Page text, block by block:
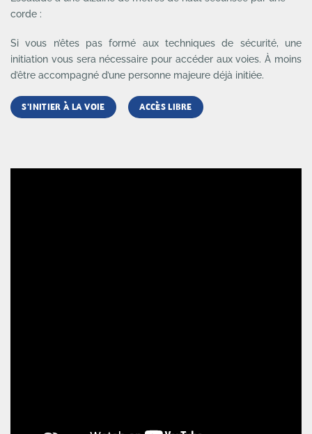
corde :
Si vous n’êtes pas formé aux techniques de sécurité, une
initiation vous sera nécessaire pour accéder aux voies. À moins
d’être accompagné d’une personne majeure déjà initiée.
S'INITIER À LA VOIE ACCÈS LIBRE